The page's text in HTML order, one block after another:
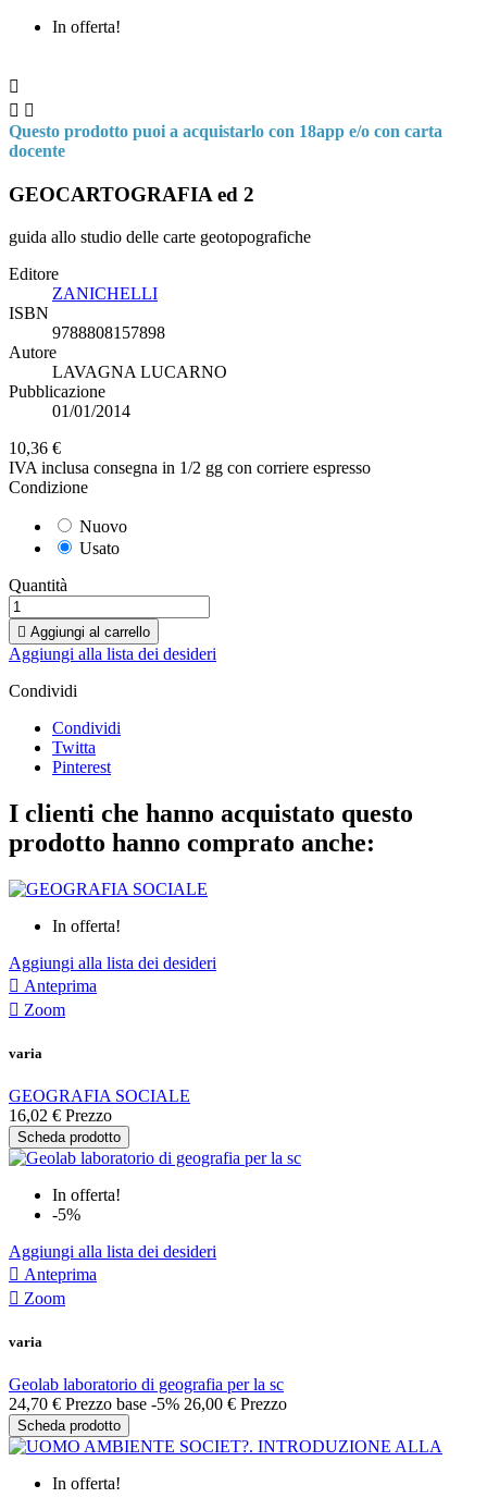
In offerta!

 
Questo prodotto puoi a acquistarlo con 18app e/o con carta
docente
GEOCARTOGRAFIA ed 2
guida allo studio delle carte geotopografiche
Editore
ZANICHELLI
ISBN
9788808157898
Autore
LAVAGNA LUCARNO
Pubblicazione
01/01/2014
10,36 €
IVA inclusa consegna in 1/2 gg con corriere espresso
Condizione
Nuovo
Usato
Quantità
 Aggiungi al carrello
Aggiungi alla lista dei desideri
Condividi
Condividi
Twitta
Pinterest
I clienti che hanno acquistato questo
prodotto hanno comprato anche:
In offerta!
Aggiungi alla lista dei desideri
 Anteprima
 Zoom
varia
GEOGRAFIA SOCIALE
16,02 € Prezzo
Scheda prodotto
In offerta!
-5%
Aggiungi alla lista dei desideri
 Anteprima
 Zoom
varia
Geolab laboratorio di geografia per la sc
24,70 € Prezzo base -5% 26,00 € Prezzo
Scheda prodotto
In offerta!